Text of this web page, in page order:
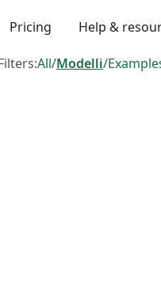
Pricing Help &
All/Modelli/